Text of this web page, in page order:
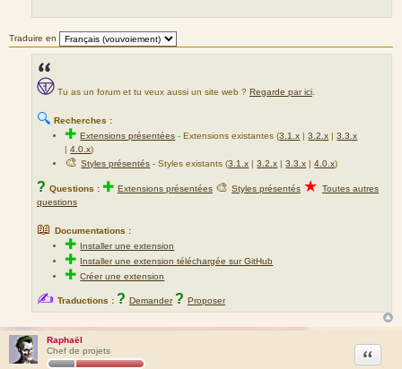
Traduire en
Tu as un forum et tu veux aussi un site web ? Regarde par ici
🔍 Recherches :
✚Extensions présentées -Extensions existantes (3.1.x |3.2.x |3.3.x
|4.0.x)
🎨Styles présentés - Styles existants (3.1.x |3.2.x |3.3.x |4.0.x)
? Questions : ✚ Extensions présentées 🎨 Styles présentés ★ Toutes autres
questions
📖 Documentations :
✚ Installer une extension
✚ Installer une extension téléchargée sur GitHub
✚Créer une extension
✍ Traductions : ? Demander ? Proposer
Raphaël
Chef de projets
Citation